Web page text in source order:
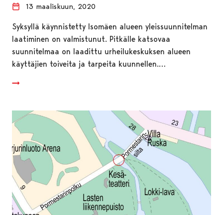
13 maaliskuun, 2020
Syksyllä käynnistetty Isomäen alueen yleissuunnitelman
laatiminen on valmistunut. Pitkälle katsovaa
suunnitelmaa on laadittu urheilukeskuksen alueen
käyttäjien toiveita ja tarpeita kuunnellen.…